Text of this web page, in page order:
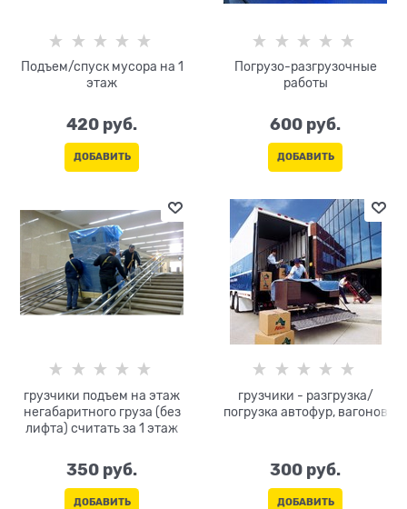
Подъем/спуск мусора на 1
этаж
420 руб.
ДОБАВИТЬ
Погрузо-разгрузочные
работы
600 руб.
ДОБАВИТЬ
грузчики подъем на этаж
негабаритного груза (без
лифта) считать за 1 этаж
350 руб.
ДОБАВИТЬ
грузчики - разгрузка/
погрузка автофур, вагонов
300 руб.
ДОБАВИТЬ